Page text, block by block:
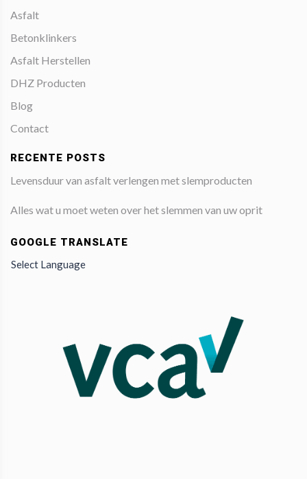
Asfalt
Betonklinkers
Asfalt Herstellen
DHZ Producten
Blog
Contact
RECENTE POSTS
Levensduur van asfalt verlengen met slemproducten
Alles wat u moet weten over het slemmen van uw oprit
GOOGLE TRANSLATE
Select Language